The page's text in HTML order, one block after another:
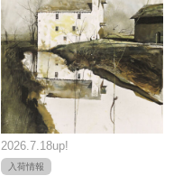
2026.7.18up!
入荷情報